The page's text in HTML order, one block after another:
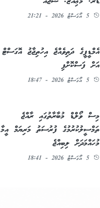
5 އޯގަސްޓު 2026 - 21:21
އަށް ފަސްކޮށްފި
5 އޯގަސްޓު 2026 - 18:47
މިސް ވޯލްޑް މުބާރާތުގައި ރާއްޖެ
ތަމްސީލުކުރުމުގެ ފުރުސަތު މަރިޔަމް އީމާ
މުހައްމަދަށް ލިބިއްޖެ
5 އޯގަސްޓު 2026 - 18:41